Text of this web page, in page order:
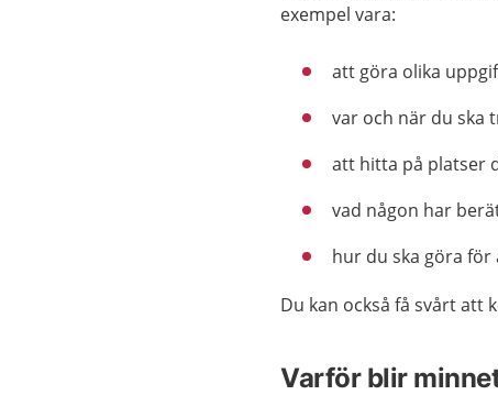
exempel vara:
att göra olika
var och när du ska
att hitta på platser
vad någon har
hur du ska göra
Du kan också få svårt att
Varför blir